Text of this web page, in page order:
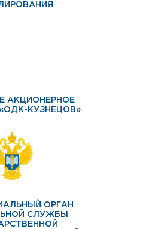
АКЦИОНЕРНОЕ
КУЗНЕЦОВ»
ОРГАН
СЛУЖБЫ